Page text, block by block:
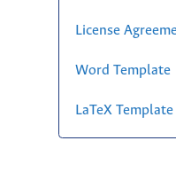
License
Word Template
LaTeX Template